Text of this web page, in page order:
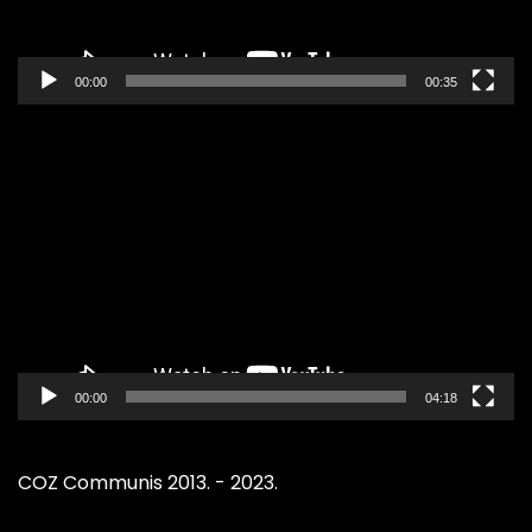
00:00 00:35
00:00 04:18
COZ Communis 2013. - 2023.